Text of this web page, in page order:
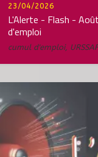
23/04/2026
L'Alerte - Flash -
d'emploi
cumul d'emploi, URSSAF